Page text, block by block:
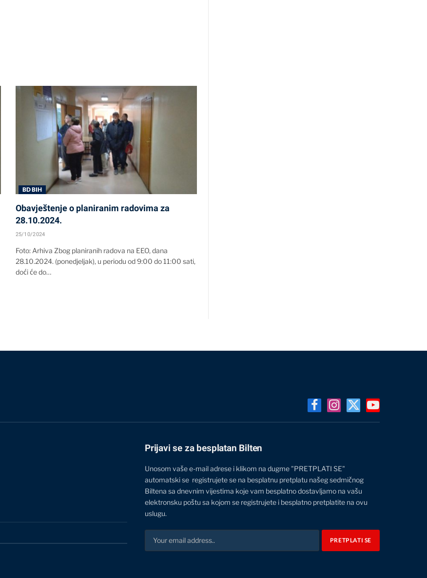
BD BIH
Obavještenje o planiranim radovima za
28.10.2024.
25/10/2024
Foto: Arhiva Zbog planiranih radova na EEO, dana
28.10.2024. (ponedjeljak), u periodu od 9:00 do 11:00 sati,
doći će do…
FacebookInstagram
X
YouTube
Prijavi se za besplatan Bilten
Unosom vaše e-mail adrese i klikom na dugme "PRETPLATI SE"
automatski se registrujete se na besplatnu pretplatu našeg sedmičnog
Biltena sa dnevnim vijestima koje vam besplatno dostavljamo na vašu
elektronsku poštu sa kojom se registrujete i besplatno pretplatite na ovu
uslugu.